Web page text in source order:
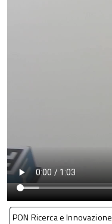
PON Ricerca e Innovazione